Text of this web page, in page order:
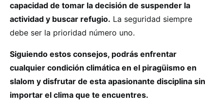
capacidad de tomar la decisión de suspender la
actividad y buscar refugio. La seguridad siempre
debe ser la prioridad número uno.
Siguiendo estos consejos, podrás enfrentar
cualquier condición climática en el piragüismo en
slalom y disfrutar de esta apasionante disciplina sin
importar el clima que te encuentres.